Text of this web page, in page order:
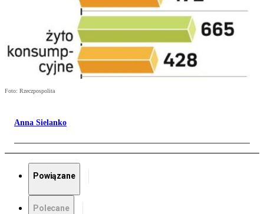
Foto: Rzeczpospolita
Anna Sielanko
Powiązane
Polecane